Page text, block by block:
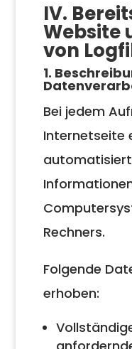
IV.
Website
von
1.
Bei jedem
Internetseite
Rechners.
Folgende
erhoben: